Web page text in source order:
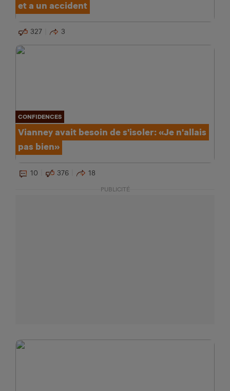
et a un accident
327 3
CONFIDENCES
Vianney avait besoin de s'isoler: «Je n'allais
pas bien»
10 376 18
PUBLICITÉ